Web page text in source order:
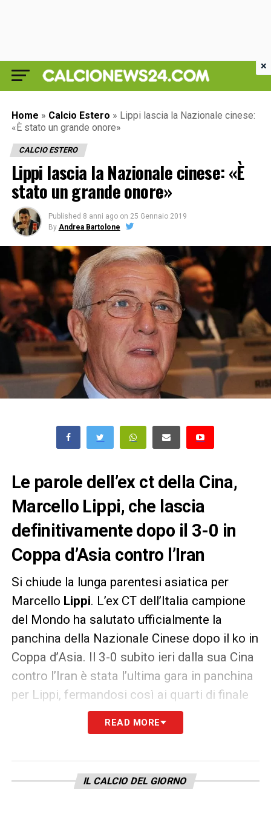
Home » Calcio Estero » Lippi lascia la Nazionale cinese:
«È stato un grande onore»
CALCIO ESTERO
Lippi lascia la Nazionale cinese: «È
stato un grande onore»
Published 8 anni ago on 25 Gennaio 2019
By Andrea Bartolone
Le parole dell’ex ct della Cina,
Marcello Lippi, che lascia
definitivamente dopo il 3-0 in
Coppa d’Asia contro l’Iran
Si chiude la lunga parentesi asiatica per
Marcello Lippi. L’ex CT dell’Italia campione
del Mondo ha salutato ufficialmente la
panchina della Nazionale Cinese dopo il ko in
Coppa d’Asia. Il 3-0 subito ieri dalla sua Cina
contro l’Iran è stata l’ultima gara in panchina
per Lippi, fermandosi così ai quarti di finale
della Coppa d’Asia. Intervenuto in conferenza
stampa, il tecnico viareggino ha letto un
«Con questa partita si chiude il
mio contratto con la Nazionale cinese.
READ MORE
IL CALCIO DEL GIORNO
×